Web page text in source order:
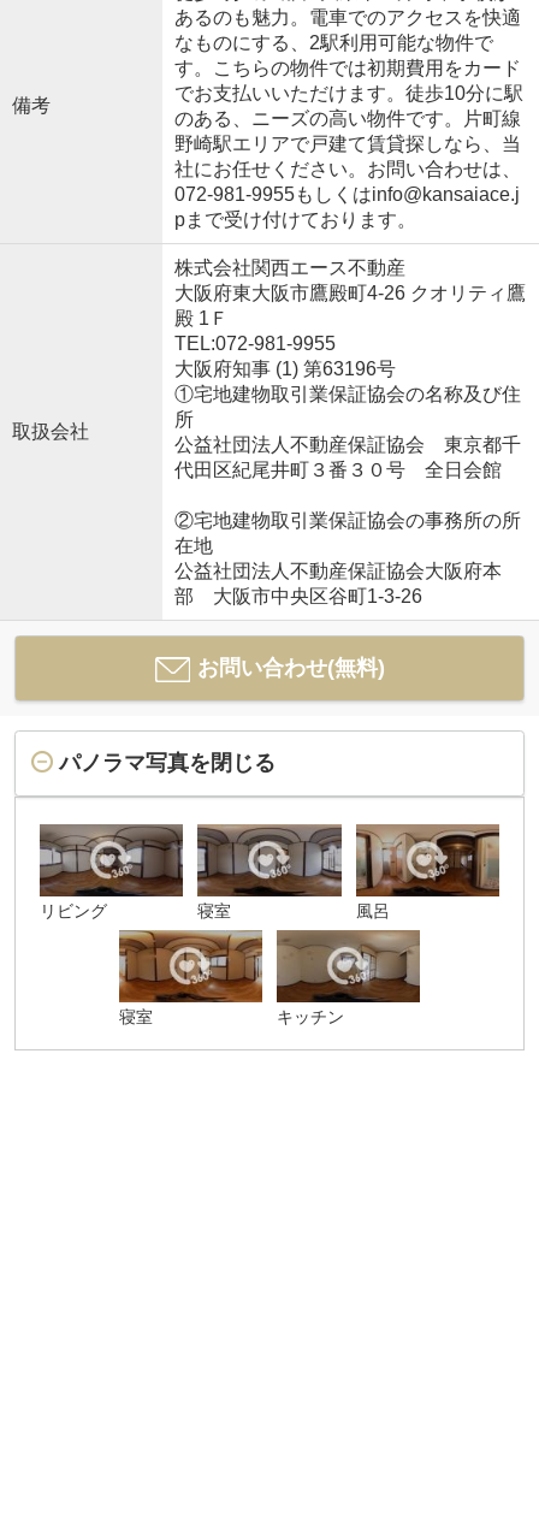
備考
あるのも魅力。電車でのアクセスを快適
なものにする、2駅利用可能な物件で
す。こちらの物件では初期費用をカード
でお支払いいただけます。徒歩10分に駅
のある、ニーズの高い物件です。片町線
野崎駅エリアで戸建て賃貸探しなら、当
社にお任せください。お問い合わせは、
072-981-9955もしくはinfo@kansaiace.j
pまで受け付けております。
取扱会社
株式会社関西エース不動産
大阪府東大阪市鷹殿町4-26 クオリティ鷹
殿 1Ｆ
TEL:072-981-9955
大阪府知事 (1) 第63196号
①宅地建物取引業保証協会の名称及び住
所
公益社団法人不動産保証協会 東京都千
代田区紀尾井町３番３０号 全日会館
②宅地建物取引業保証協会の事務所の所
在地
公益社団法人不動産保証協会大阪府本
部 大阪市中央区谷町1-3-26
お問い合わせ(無料)
パノラマ写真を閉じる
リビング 寝室 風呂
寝室 キッチン